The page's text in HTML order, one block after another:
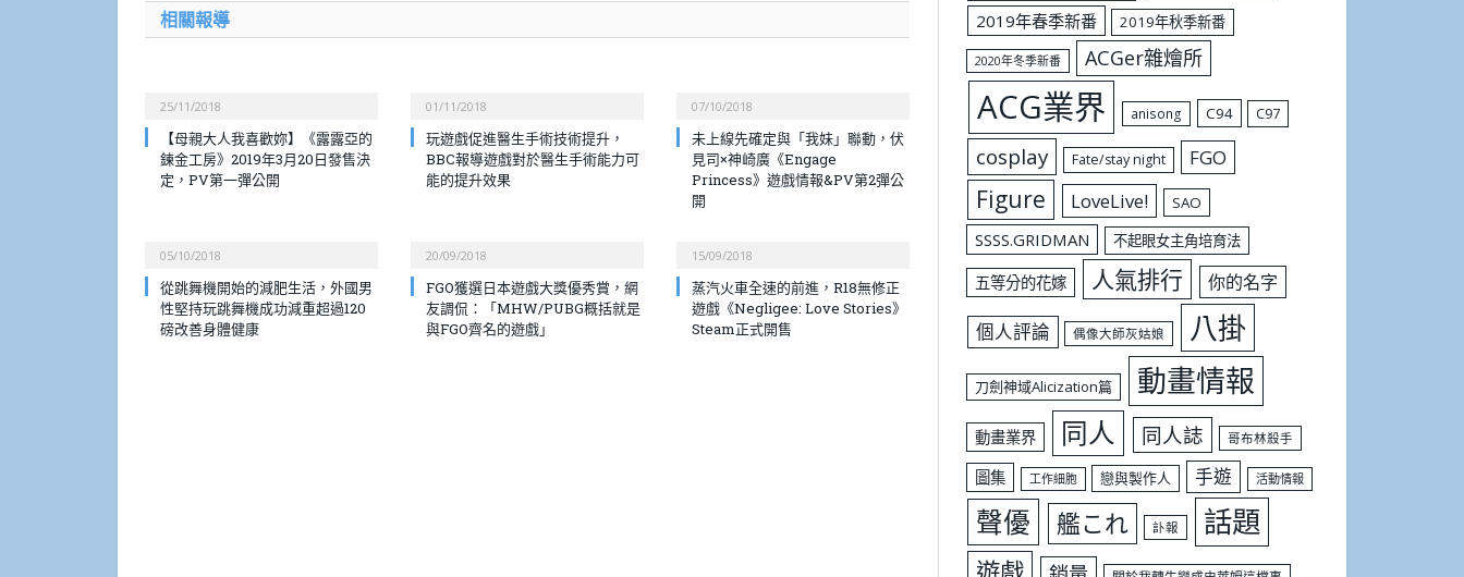
相關報導
25/11/2018
【母親大人我喜歡妳】《露露亞的
鍊金工房》2019年3月20日發售決
定，PV第一彈公開
01/11/2018
玩遊戲促進醫生手術技術提升，
BBC報導遊戲對於醫生手術能力可
能的提升效果
07/10/2018
未上線先確定與「我妹」聯動，伏
見司×神崎廣《Engage
Princess》遊戲情報&PV第2彈公
開
05/10/2018
從跳舞機開始的減肥生活，外國男
性堅持玩跳舞機成功減重超過120
磅改善身體健康
20/09/2018
FGO獲選日本遊戲大獎優秀賞，網
友調侃：「MHW/PUBG概括就是
與FGO齊名的遊戲」
15/09/2018
蒸汽火車全速的前進，R18無修正
遊戲《Negligee: Love Stories》
Steam正式開售
2019年春季新番
2019年秋季新番
2020年冬季新番 ACGer雜燴所
ACG業界 anisong C94 C97
cosplay Fate/stay night FGO
Figure LoveLive! SAO
SSSS.GRIDMAN 不起眼女主角培育法
五等分的花嫁 人氣排行 你的名字
個人評論 偶像大師灰姑娘 八掛
刀劍神域Alicization篇 動畫情報
動畫業界 同人 同人誌 哥布林殺手
圖集 工作細胞 戀與製作人 手遊 活動情報
聲優 艦これ 訃報 話題